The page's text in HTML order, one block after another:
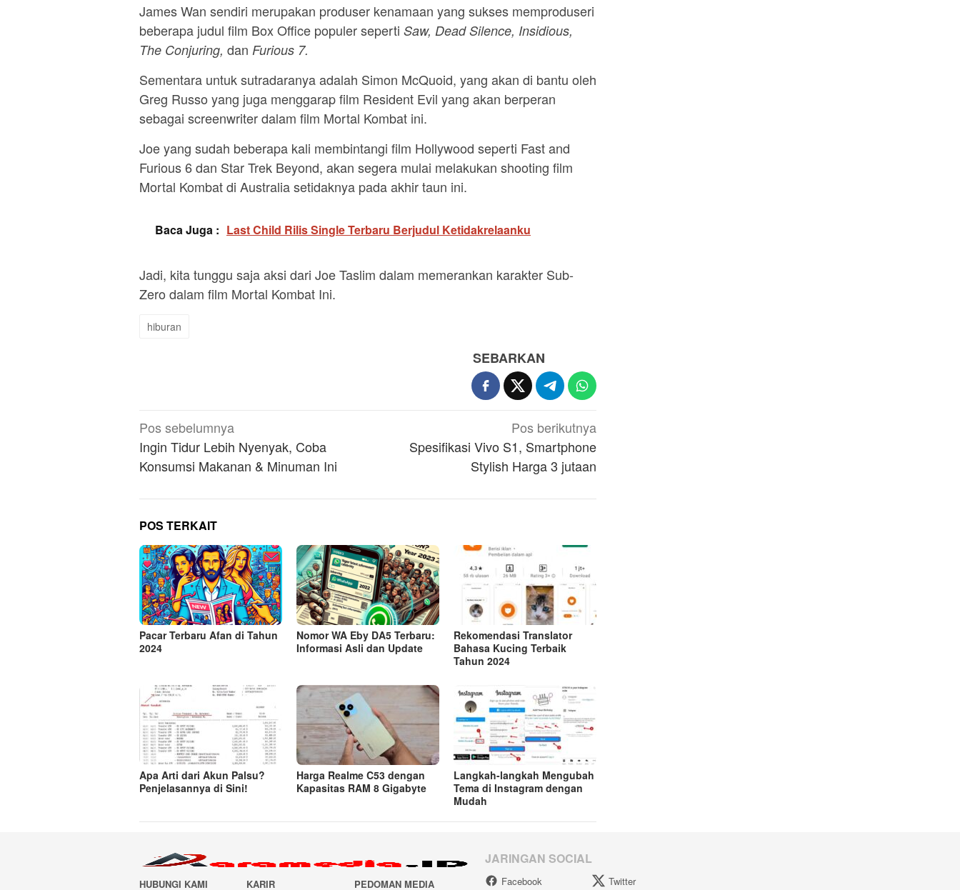
James Wan sendiri merupakan produser kenamaan yang sukses memproduseri
beberapa judul film Box Office populer seperti Saw, Dead Silence, Insidious,
The Conjuring, dan Furious 7.
Sementara untuk sutradaranya adalah Simon McQuoid, yang akan di bantu oleh
Greg Russo yang juga menggarap film Resident Evil yang akan berperan
sebagai screenwriter dalam film Mortal Kombat ini.
Joe yang sudah beberapa kali membintangi film Hollywood seperti Fast and
Furious 6 dan Star Trek Beyond, akan segera mulai melakukan shooting film
Mortal Kombat di Australia setidaknya pada akhir taun ini.
Baca Juga : Last Child Rilis Single Terbaru Berjudul Ketidakrelaanku
Jadi, kita tunggu saja aksi dari Joe Taslim dalam memerankan karakter Sub-
Zero dalam film Mortal Kombat Ini.
hiburan
SEBARKAN
Navigasi
pos
Pos sebelumnya
Ingin Tidur Lebih Nyenyak, Coba
Konsumsi Makanan & Minuman Ini
Pos berikutnya
Spesifikasi Vivo S1, Smartphone
Stylish Harga 3 jutaan
POS TERKAIT
Pacar Terbaru Afan di Tahun
2024
Nomor WA Eby DA5 Terbaru:
Informasi Asli dan Update
Rekomendasi Translator
Bahasa Kucing Terbaik
Tahun 2024
Apa Arti dari Akun Palsu?
Penjelasannya di Sini!
Harga Realme C53 dengan
Kapasitas RAM 8 Gigabyte
Langkah-langkah Mengubah
Tema di Instagram dengan
Mudah
HUBUNGI KAMI KARIR PEDOMAN MEDIA
JARINGAN SOCIAL
Facebook Twitter